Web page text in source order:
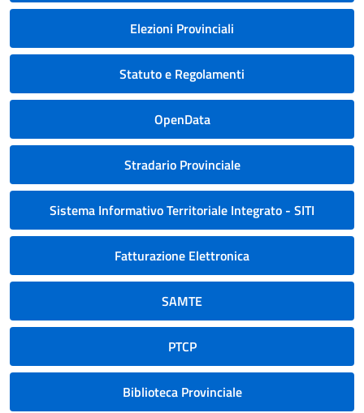
Elezioni Provinciali
Statuto e Regolamenti
OpenData
Stradario Provinciale
Sistema Informativo Territoriale Integrato - SITI
Fatturazione Elettronica
SAMTE
PTCP
Biblioteca Provinciale